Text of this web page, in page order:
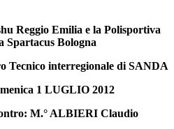
Reggio Emilia e la Polisportiva
Spartacus Bologna
Tecnico interregionale di SANDA
1 LUGLIO 2012
M.° ALBIERI Claudio